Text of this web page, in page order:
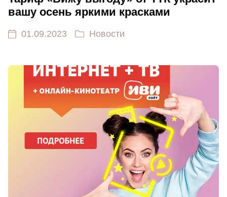
вашу осень яркими красками
01.09.2023 Новости